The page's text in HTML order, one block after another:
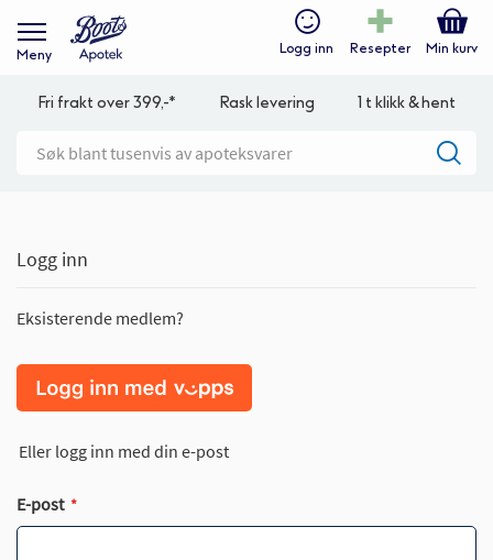
Meny Logg inn Resepter Min kurv
Fri frakt over 399,-* Rask levering 1 t klikk & hent
Logg inn
Eksisterende medlem?
Eller logg inn med din e-post
E-post